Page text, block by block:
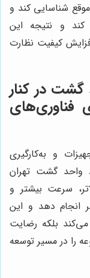
شناسایی کند و
کند و نتیجه این
کیفیت نظارت
گشت در کنار
فناوری‌های
و به‌کارگیری
واحد گشت تهران
سرعت بیشتر و
انجام دهد و این
می‌کند بلکه رضایت
را در مسیر توسعه